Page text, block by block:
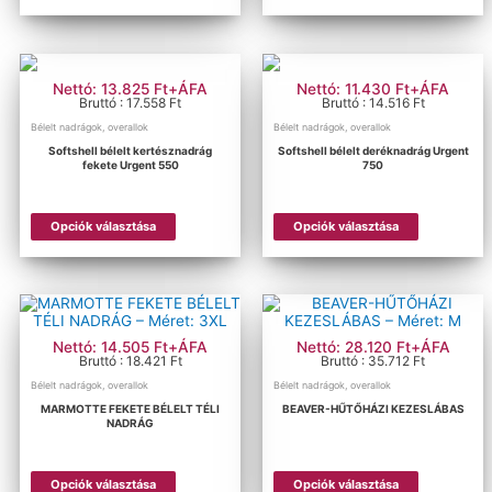
terméknek
több
A
változatok
választhatók
ki
terméknek
több
A
változatok
Nettó: 13.825 Ft+ÁFA
Bruttó : 17.558 Ft
Bélelt nadrágok, overallok
Softshell bélelt kertésznadrág
fekete Urgent 550
Opciók választása
Ennek
a
terméknek
több
variációja
van.
A
változatok
a
termékoldalon
ki
Nettó: 11.430 Ft+ÁFA
Bruttó : 14.516 Ft
Bélelt nadrágok, overallok
Softshell bélelt deréknadrág Urgent
750
Opciók választása
Ennek
a
terméknek
több
variációja
van.
A
változatok
a
ki
Nettó: 14.505 Ft+ÁFA
Bruttó : 18.421 Ft
Bélelt nadrágok, overallok
MARMOTTE FEKETE BÉLELT TÉLI
NADRÁG
Opciók választása
Ennek
Nettó: 28.120 Ft+ÁFA
Bruttó : 35.712 Ft
Bélelt nadrágok, overallok
BEAVER-HŰTŐHÁZI KEZESLÁBAS
Opciók választása
Ennek